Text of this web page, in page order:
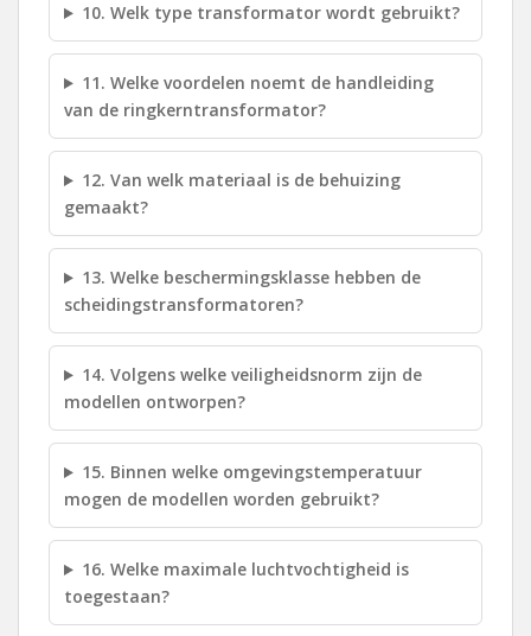
10. Welk type transformator wordt gebruikt?
11. Welke voordelen noemt de handleiding
van de ringkerntransformator?
12. Van welk materiaal is de behuizing
gemaakt?
13. Welke beschermingsklasse hebben de
scheidingstransformatoren?
14. Volgens welke veiligheidsnorm zijn de
modellen ontworpen?
15. Binnen welke omgevingstemperatuur
mogen de modellen worden gebruikt?
16. Welke maximale luchtvochtigheid is
toegestaan?